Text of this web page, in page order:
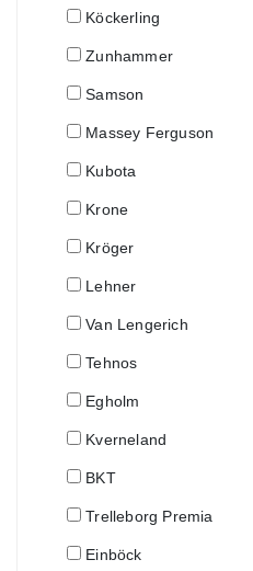
Köckerling
Zunhammer
Samson
Massey Ferguson
Kubota
Krone
Kröger
Lehner
Van Lengerich
Tehnos
Egholm
Kverneland
BKT
Trelleborg Premia
Einböck